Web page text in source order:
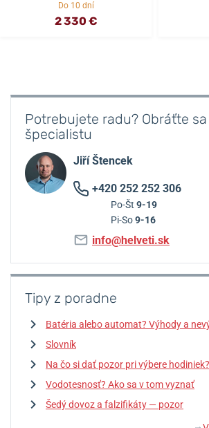
Do 10 dní
2 330 €
Potrebujete radu? Obráťte
špecialistu
Jiří Štencek
+420 252 252 306
Po-Št 9-19
Pi-So9-16
info@helveti.sk
Tipy z poradne
Batéria alebo automat? Výhody a
Slovník
Na čo si dať pozor pri výbere hodiniek?
Vodotesnosť? Ako sa v tom vyznať
Šedý dovoz a falzifikáty — pozor